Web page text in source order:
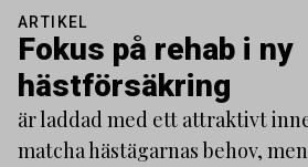
ARTIKEL
Fokus på rehab i ny
hästförsäkring
är laddad med ett attraktivt
matcha hästägarnas behov,